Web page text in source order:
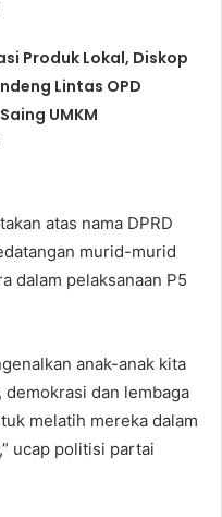
Produk Lokal, Diskop
Lintas OPD
UMKM
atas nama DPRD
murid-murid
dalam pelaksanaan P5
anak-anak kita
dan lembaga
melatih mereka dalam
ucap politisi partai